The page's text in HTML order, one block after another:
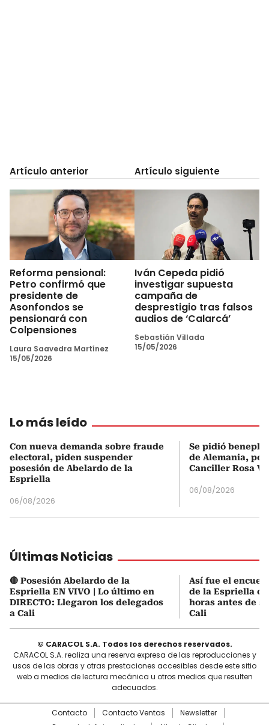
Artículo anterior
Reforma pensional:
Petro confirmó que
presidente de
Asonfondos se
pensionará con
Colpensiones
Laura Saavedra Martínez
15/05/2026
Artículo siguiente
Iván Cepeda pidió
investigar supuesta
campaña de
desprestigio tras falsos
audios de ‘Calarcá’
Sebastián Villada
15/05/2026
Lo más leído
Con nueva demanda sobre fraude
electoral, piden suspender
posesión de Abelardo de la
Espriella
06/08/2026
Se pidió
de Alemania,
Canciller Rosa
06/08/2026
Últimas Noticias
🔴 Posesión Abelardo de la
Espriella EN VIVO | Lo último en
DIRECTO: Llegaron los delegados
a Cali
Así fue el
de la Espriella
horas antes de
Cali
© CARACOL S.A. Todos los derechos reservados.
CARACOL S.A. realiza una reserva expresa de las reproducciones y
usos de las obras y otras prestaciones accesibles desde este sitio
web a medios de lectura mecánica u otros medios que resulten
adecuados.
Contacto Contacto Ventas
Newsletter